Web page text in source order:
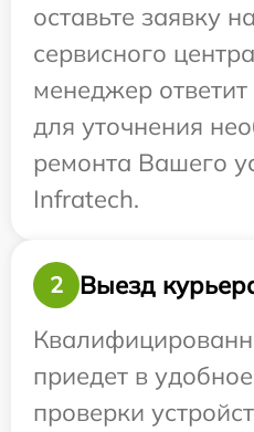
оставьте заявку
сервисного
менеджер
для уточнения
ремонта Вашего
Infratech.
2
Выезд
приедет в
проверки